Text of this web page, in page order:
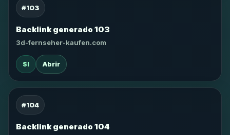
#103
Backlink generado 103
3d-fernseher-kaufen.com
SI Abrir
#104
Backlink generado 104